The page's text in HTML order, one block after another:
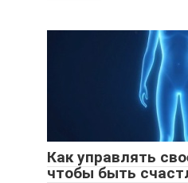
Как управлять
чтобы быть